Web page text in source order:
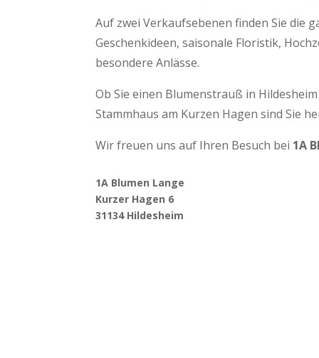
Auf zwei Verkaufsebenen finden Sie die
Geschenkideen, saisonale Floristik,
besondere Anlässe.
Ob Sie einen Blumenstrauß in
Stammhaus am Kurzen Hagen sind Sie
Wir freuen uns auf Ihren Besuch bei 1A
1A Blumen Lange
Kurzer Hagen 6
31134 Hildesheim